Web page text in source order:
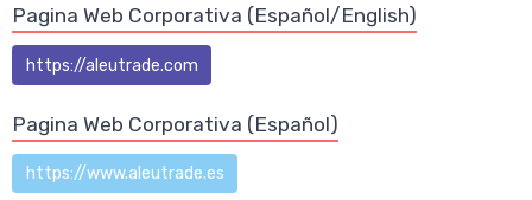
Pagina Web Corporativa (Español/English)
https://aleutrade.com
Pagina Web Corporativa (Español)
https://www.aleutrade.es